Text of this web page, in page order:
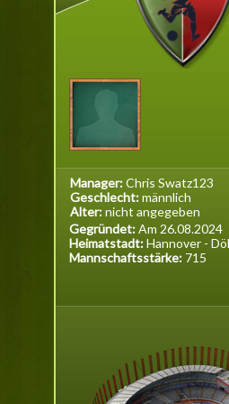
Manager:Chris Swatz123
Geschlecht:männlich
Alter:nicht angegeben
Gegründet:Am 26.08.2024
Heimatstadt:Hannover -
Mannschaftsstärke: 715